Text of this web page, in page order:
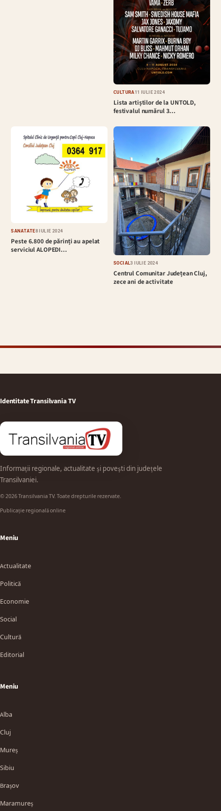
CULTURĂ11 IULIE 2024
Lista artiștilor de la UNTOLD,
festivalul numărul 3…
SĂNĂTATE8 IULIE 2024
Peste 6.800 de părinți au apelat
serviciul ALOPEDI…
SOCIAL3 IULIE 2024
Centrul Comunitar Județean Cluj,
zece ani de activitate
Identitate Transilvania TV
Informații regionale, actualitate și povești din județele
Transilvaniei.
© 2026 Transilvania TV. Toate drepturile rezervate.
Publicație regională online
Meniu
Actualitate
Politică
Economie
Social
Cultură
Editorial
Meniu
Alba
Cluj
Mureș
Sibiu
Brașov
Maramureș